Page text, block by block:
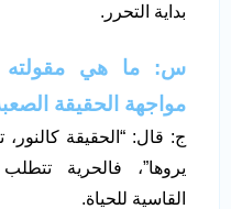
بداية التحرر.
س: ما هي مقولته
مواجهة الحقيقة
ج: قال: “الحقيقة كالنور،
يروها”، فالحرية
القاسية للحياة.